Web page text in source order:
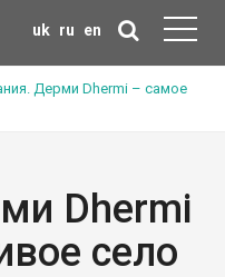
uk ru en
Дерми Dhermi – самое
Dhermi
село